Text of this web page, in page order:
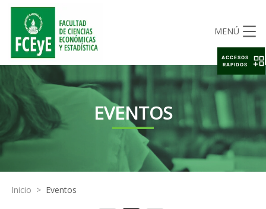
MENÚ
EVENTOS
Inicio > Eventos
ACCESOS
RAPIDOS